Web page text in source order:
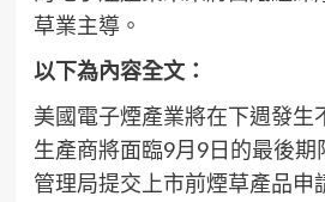
草業主導。
以下為內容全文：
美國電子煙產業將在下週發生
生產商將面臨9月9日的最後期
管理局提交上市前煙草產品申